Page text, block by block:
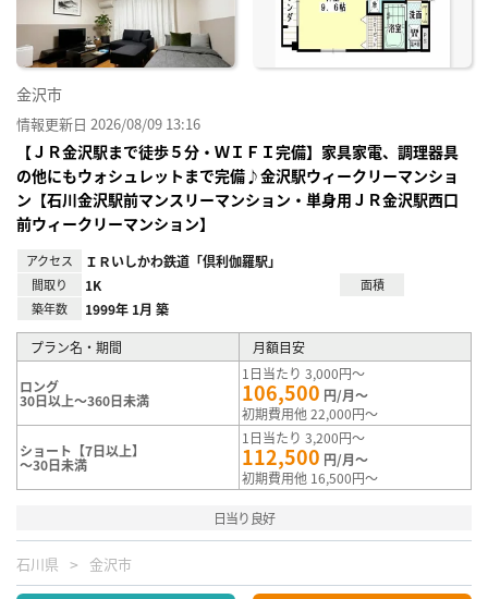
金沢市
情報更新日 2026/08/09 13:16
【ＪＲ金沢駅まで徒歩５分・ＷＩＦＩ完備】家具家電、調理器具
の他にもウォシュレットまで完備♪金沢駅ウィークリーマンショ
ン【石川金沢駅前マンスリーマンション・単身用ＪＲ金沢駅西口
前ウィークリーマンション】
アクセス ＩＲいしかわ鉄道「倶利伽羅駅」
間取り 1K
面積
築年数
1999年 1月 築
プラン名・期間 月額目安
ロング
30日以上～360日未満
1日当たり 3,000円～
106,500 円/月～
初期費用他 22,000円～
ショート【7日以上】
～30日未満
1日当たり 3,200円～
112,500 円/月～
初期費用他 16,500円～
日当り良好
石川県 金沢市